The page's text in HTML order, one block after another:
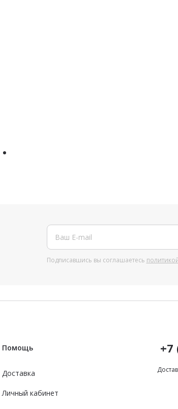
Подписавшись вы соглашаетесь
Помощь
Доставка
Личный кабинет
+7